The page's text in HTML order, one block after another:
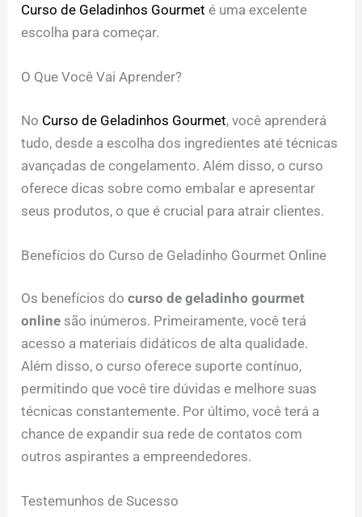
Curso de Geladinhos Gourmet é uma excelente
escolha para começar.
O Que Você Vai Aprender?
No Curso de Geladinhos Gourmet, você aprenderá
tudo, desde a escolha dos ingredientes até técnicas
avançadas de congelamento. Além disso, o curso
oferece dicas sobre como embalar e apresentar
seus produtos, o que é crucial para atrair clientes.
Benefícios do Curso de Geladinho Gourmet Online
Os benefícios docurso de geladinho gourmet
online são inúmeros. Primeiramente, você terá
acesso a materiais didáticos de alta qualidade.
Além disso, o curso oferece suporte contínuo,
permitindo que você tire dúvidas e melhore suas
técnicas constantemente. Por último, você terá a
chance de expandir sua rede de contatos com
outros aspirantes a empreendedores.
Testemunhos de Sucesso